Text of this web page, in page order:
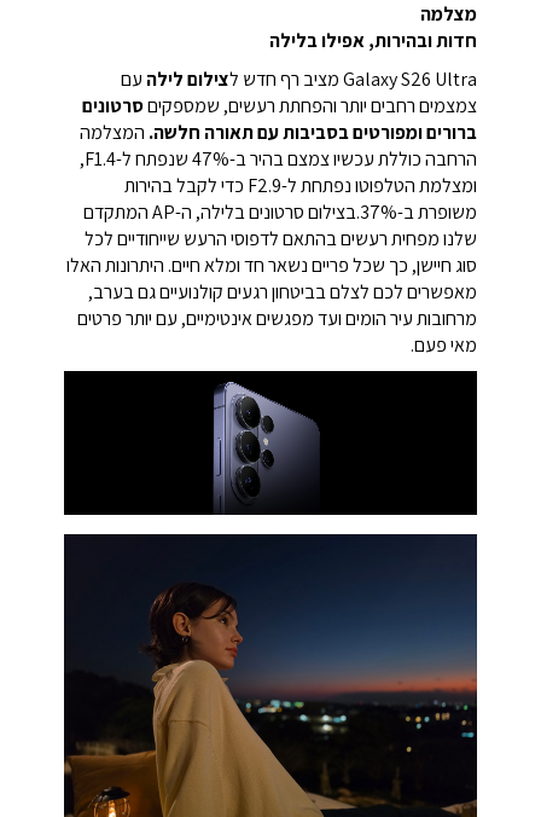
מצלמה
חדות ובהירות, אפילו בלילה
Galaxy S26 Ultra מציב רף חדש ל
צילום לילה עם
צמצמים רחבים יותר והפחתת רעשים, שמספקיםסרטונים
ברורים ומפורטים בסביבות עם תאורה חלשה. המצלמה
הרחבה כוללת עכשיו צמצם בהיר ב-47% שנפתח ל-F1.4,
ומצלמת הטלפוטו נפתחת ל-F2.9 כדי לקבל בהירות
משופרת ב-37%.
בצילום סרטונים בלילה, ה-AP המתקדם
שלנו מפחית רעשים בהתאם לדפוסי הרעש שייחודיים לכל
סוג חיישן, כך שכל פריים נשאר חד ומלא חיים. היתרונות האלו
מאפשרים לכם לצלם בביטחון רגעים קולנועיים גם בערב,
מרחובות עיר הומים ועד מפגשים אינטימיים, עם יותר פרטים
מאי פעם.